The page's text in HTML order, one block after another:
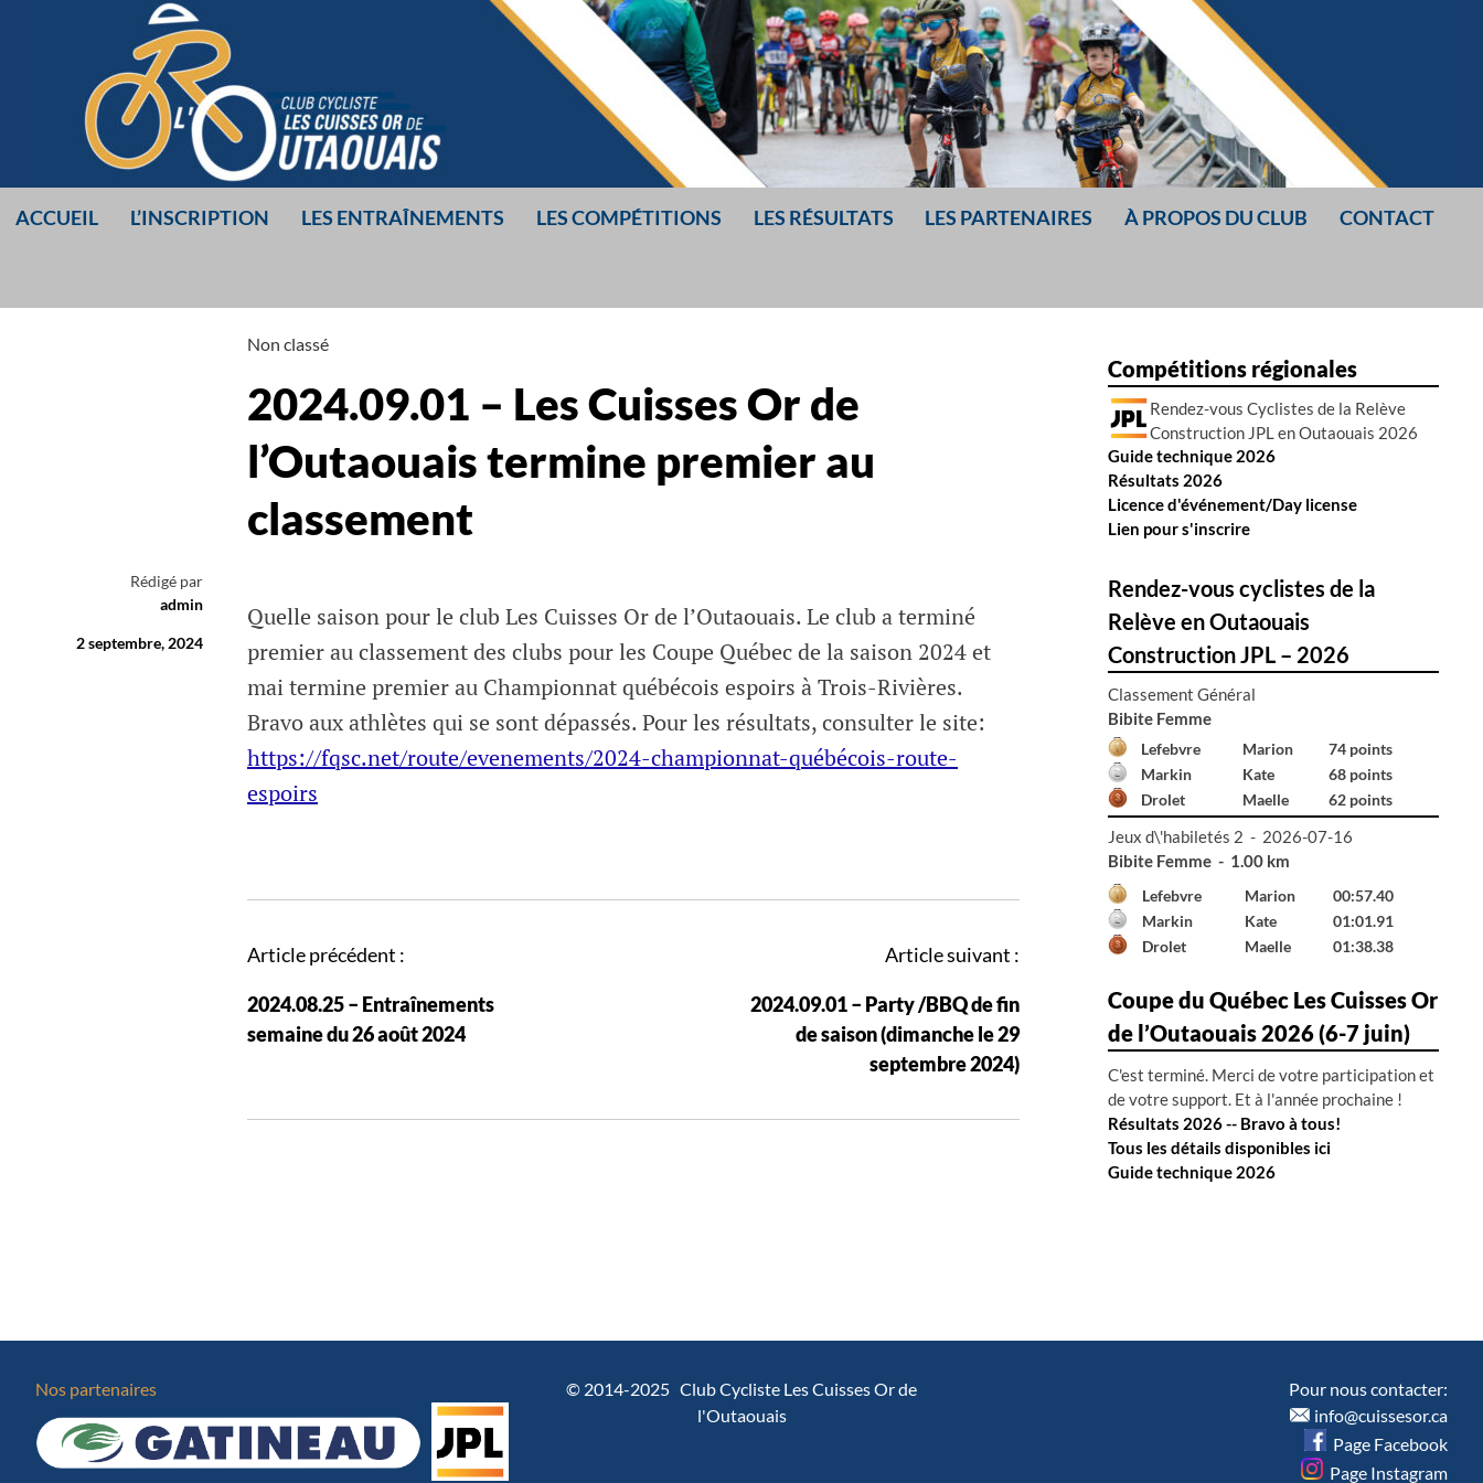
LES CUISSES OR
DE L’OUTAOUAIS
ACCUEIL L’INSCRIPTION LES ENTRAÎNEMENTS LES COMPÉTITIONS LES RÉSULTATS LES PARTENAIRES À PROPOS DU CLUB CONTACT
Non classé
2024.09.01 – Les Cuisses Or de
l’Outaouais termine premier au
classement
Rédigé par
admin
2 septembre, 2024
Quelle saison pour le club Les Cuisses Or de l’Outaouais. Le club a terminé
premier au classement des clubs pour les Coupe Québec de la saison 2024 et
mai termine premier au Championnat québécois espoirs à Trois-Rivières.
Bravo aux athlètes qui se sont dépassés. Pour les résultats, consulter le site:
https://fqsc.net/route/evenements/2024-championnat-québécois-route-
espoirs
N
v
i
a
i
c
Article précédent :
2024.08.25 – Entraînements
semaine du 26 août 2024
Article suivant :
2024.09.01 – Party /BBQ de fin
de saison (dimanche le 29
septembre 2024)
Compétitions régionales
Rendez-vous Cyclistes de la Relève
Construction JPL en Outaouais 2026
Guide technique 2026
Résultats 2026
Licence d'événement/Day license
Lien pour s'inscrire
Rendez-vous cyclistes de la
Relève en Outaouais
Construction JPL – 2026
Classement Général
Bibite Homme
Declerck Émile
74 points
Hall
Gabriel
74 points
Renaud
Émile 52 points
Jeux d\'habiletés 2 - 2026-07-16
Bibite Femme - 1.00 km
Lefebvre Marion
00:57.40
Markin
Kate
01:01.91
Drolet
Maelle 01:38.38
Coupe du Québec Les Cuisses Or
de l’Outaouais 2026 (6-7 juin)
C'est terminé. Merci de votre participation et
de votre support. Et à l'année prochaine !
Résultats 2026 -- Bravo à tous!
Tous les détails disponibles ici
Guide technique 2026
Nos partenaires
© 2014-2025 Club Cycliste Les Cuisses Or de
l'Outaouais
Pour nous contacter:
info@cuissesor.ca
Page Facebook
Page Instagram